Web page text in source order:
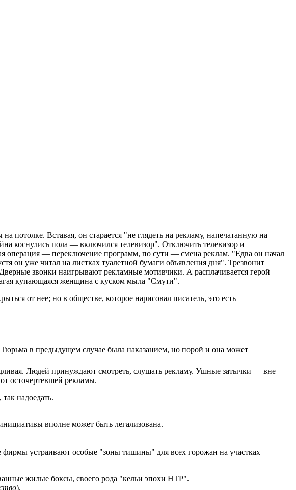
потолке. Вставая, он старается "не глядеть на рекламу, напечатанную на
коснулись пола — включился телевизор". Отключить телевизор и
операция — переключение программ, по сути — смена реклам. "Едва он начал
он уже читал на листках туалетной бумаги объявления дня". Трезвонит
звонки наигрывают рекламные мотивчики. А расплачивается герой
купающаяся женщина с куском мыла "Смути".
от нее; но в обществе, которое нарисовал писатель, это есть
в предыдущем случае была наказанием, но порой и она может
Людей принуждают смотреть, слушать рекламу. Ушные затычки — вне
осточертевшей рекламы.
надоедать.
вполне может быть легализована.
устраивают особые "зоны тишины" для всех горожан на участках
жилые боксы, своего рода "кельи эпохи НТР".
).